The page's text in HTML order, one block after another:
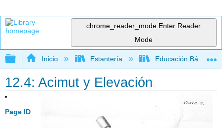
chrome_reader_mode Enter Reader
Mode
Expandir/contraer jerarquía global
Inicio Estantería Educación Básica
12.4: Acimut y Elevación
Page ID